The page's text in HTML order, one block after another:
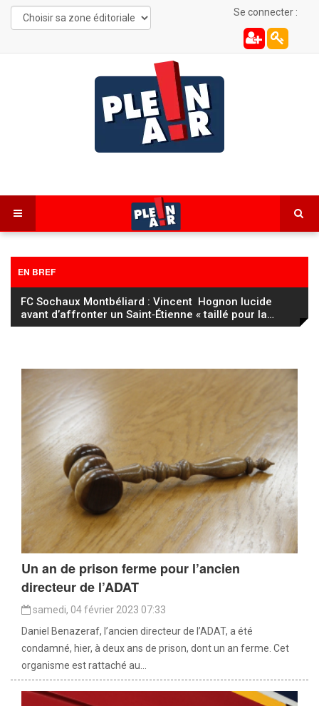
Se connecter :
EN BREF
FC Sochaux Montbéliard : Vincent Hognon lucide
avant d’affronter un Saint‑Étienne « taillé pour la…
Un an de prison ferme pour l’ancien
directeur de l’ADAT
samedi, 04 février 2023 07:33
Daniel Benazeraf, l’ancien directeur de l’ADAT, a été
condamné, hier, à deux ans de prison, dont un an ferme. Cet
organisme est rattaché au...